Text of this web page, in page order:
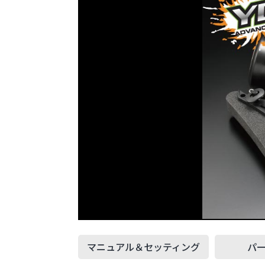
マニュアル＆セッティング パ